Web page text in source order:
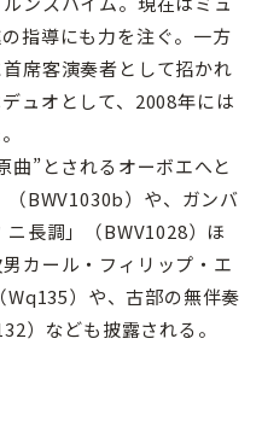
指導にも力を注ぐ。一方
席客演奏者として招かれ
ュオとして、2008年には
”とされるオーボエへと
BWV1030b）や、ガンバ
長調」（BWV1028）ほ
カール・フィリップ・エ
）や、古部の無伴奏
）なども披露される。